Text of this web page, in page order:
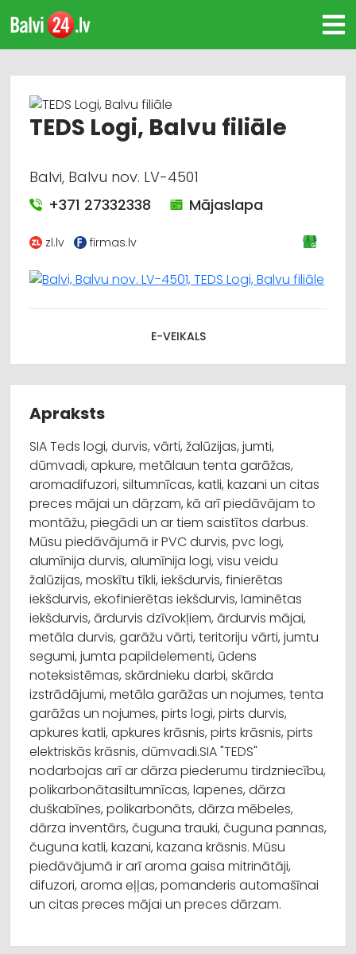
TEDS Logi, Balvu filiāle
Balvi, Balvu nov. LV-4501
+371 27332338
Mājaslapa
zl.lv firmas.lv
E-VEIKALS
Apraksts
SIA Teds logi, durvis, vārti, žalūzijas, jumti,
dūmvadi, apkure, metālaun tenta garāžas,
aromadifuzori, siltumnīcas, katli, kazani un citas
preces mājai un dāŗzam, kā arī piedāvājam to
montāžu, piegādi un ar tiem saistītos darbus.
Mūsu piedāvājumā ir PVC durvis, pvc logi,
alumīnija durvis, alumīnija logi, visu veidu
žalūzijas, moskītu tīkli, iekšdurvis, finierētas
iekšdurvis, ekofinierētas iekšdurvis, laminētas
iekšdurvis, ārdurvis dzīvokļiem, ārdurvis mājai,
metāla durvis, garāžu vārti, teritoriju vārti, jumtu
segumi, jumta papildelementi, ūdens
noteksistēmas, skārdnieku darbi, skārda
izstrādājumi, metāla garāžas un nojumes, tenta
garāžas un nojumes, pirts logi, pirts durvis,
apkures katli, apkures krāsnis, pirts krāsnis, pirts
elektriskās krāsnis, dūmvadi.SIA "TEDS"
nodarbojas arī ar dārza piederumu tirdzniecību,
polikarbonātasiltumnīcas, lapenes, dārza
duškabīnes, polikarbonāts, dārza mēbeles,
dārza inventārs, čuguna trauki, čuguna pannas,
čuguna katli, kazani, kazana krāsnis. Mūsu
piedāvājumā ir arī aroma gaisa mitrinātāji,
difuzori, aroma eļļas, pomanderis automašīnai
un citas preces mājai un preces dārzam.